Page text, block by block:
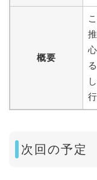
概要
次回の予定